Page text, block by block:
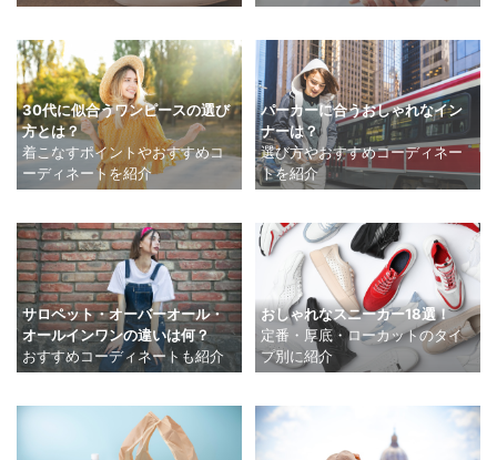
30代に似合うワンピースの選び
方とは？
着こなすポイントやおすすめコ
ーディネートを紹介
パーカーに合うおしゃれなイン
ナーは？
選び方やおすすめコーディネー
トを紹介
サロペット・オーバーオール・
オールインワンの違いは何？
おすすめコーディネートも紹介
おしゃれなスニーカー18選！
定番・厚底・ローカットのタイ
プ別に紹介